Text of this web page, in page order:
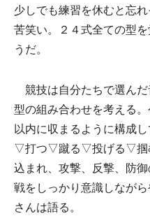
少しでも練習を休むと忘
苦笑い。２４式全ての型
うだ。
競技は自分たちで選んだ
型の組み合わせを考える
以内に収まるように構成
▽打つ▽蹴る▽投げる▽掴
込まれ、攻撃、反撃、防
戦をしっかり意識しなが
さんは語る。